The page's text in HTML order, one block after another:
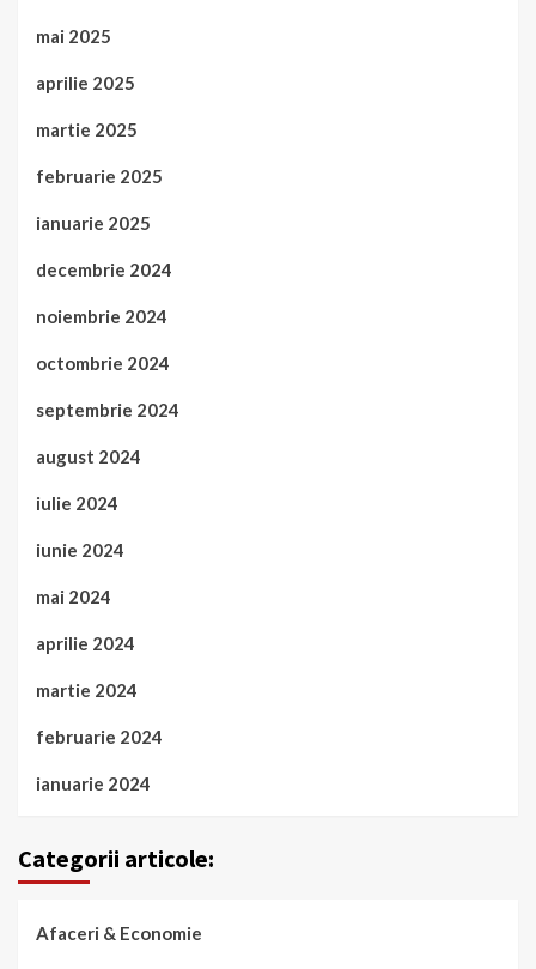
mai 2025
aprilie 2025
martie 2025
februarie 2025
ianuarie 2025
decembrie 2024
noiembrie 2024
octombrie 2024
septembrie 2024
august 2024
iulie 2024
iunie 2024
mai 2024
aprilie 2024
martie 2024
februarie 2024
ianuarie 2024
Categorii articole:
Afaceri & Economie